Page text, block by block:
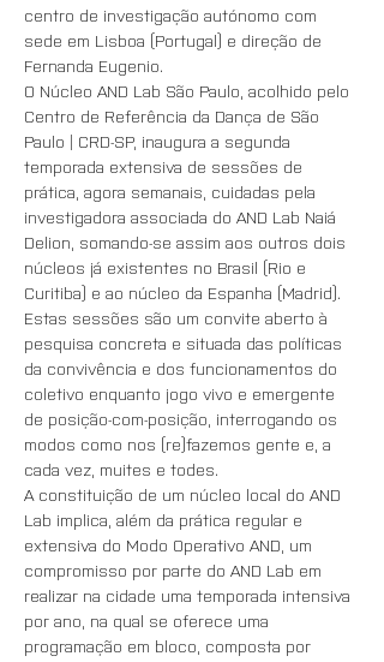
centro de investigação autónomo com
sede em Lisboa (Portugal) e direção de
Fernanda Eugenio.
O Núcleo AND Lab São Paulo, acolhido pelo
Centro de Referência da Dança de São
Paulo | CRD-SP, inaugura a segunda
temporada extensiva de sessões de
prática, agora semanais, cuidadas pela
investigadora associada do AND Lab Naiá
Delion, somando-se assim aos outros dois
núcleos já existentes no Brasil (Rio e
Curitiba) e ao núcleo da Espanha (Madrid).
Estas sessões são um convite aberto à
pesquisa concreta e situada das políticas
da convivência e dos funcionamentos do
coletivo enquanto jogo vivo e emergente
de posição-com-posição, interrogando os
modos como nos (re)fazemos gente e, a
cada vez, muites e todes.
A constituição de um núcleo local do AND
Lab implica, além da prática regular e
extensiva do Modo Operativo AND, um
compromisso por parte do AND Lab em
realizar na cidade uma temporada intensiva
por ano, na qual se oferece uma
programação em bloco, composta por